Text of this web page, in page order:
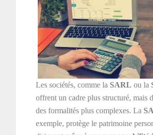
Les sociétés, comme la SARL ou la
offrent un cadre plus structuré, mais
des formalités plus complexes. La
exemple, protège le patrimoine